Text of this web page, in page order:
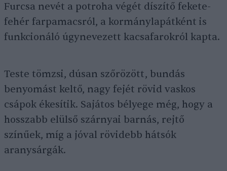
Furcsa nevét a potroha végét díszítő fekete-
fehér farpamacsról, a kormánylapátként is
funkcionáló úgynevezett kacsafarokról kapta.
Teste tömzsi, dúsan szőrözött, bundás
benyomást keltő, nagy fejét rövid vaskos
csápok ékesítik. Sajátos bélyege még, hogy a
hosszabb elülső szárnyai barnás, rejtő
színűek, míg a jóval rövidebb hátsók
aranysárgák.